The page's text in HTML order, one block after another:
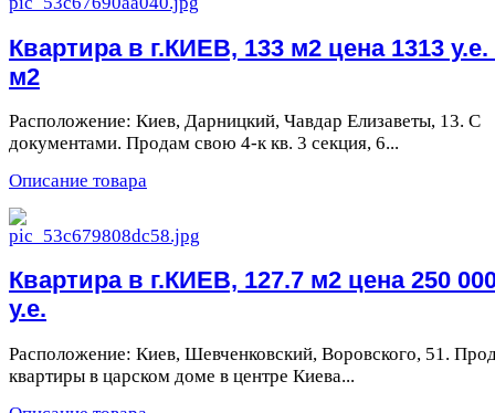
Квартира в г.КИЕВ, 133 м2 цена 1313 у.е.
м2
Расположение: Киев, Дарницкий, Чавдар Елизаветы, 13. С
документами. Продам свою 4-к кв. 3 секция, 6...
Описание товара
Квартира в г.КИЕВ, 127.7 м2 цена 250
у.е.
Расположение: Киев, Шевченковский, Воровского, 51.
квартиры в царском доме в центре Киева...